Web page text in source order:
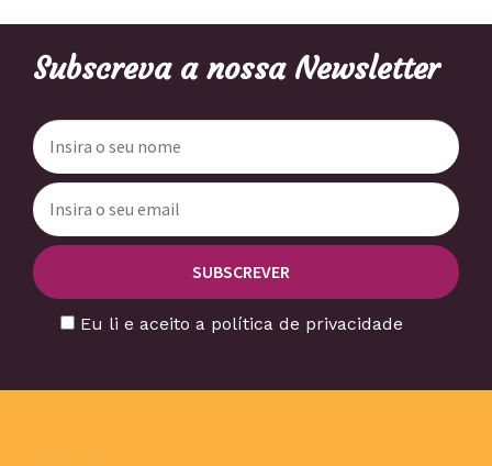
Subscreva a nossa Newsletter
Eu li e aceito a política de privacidade